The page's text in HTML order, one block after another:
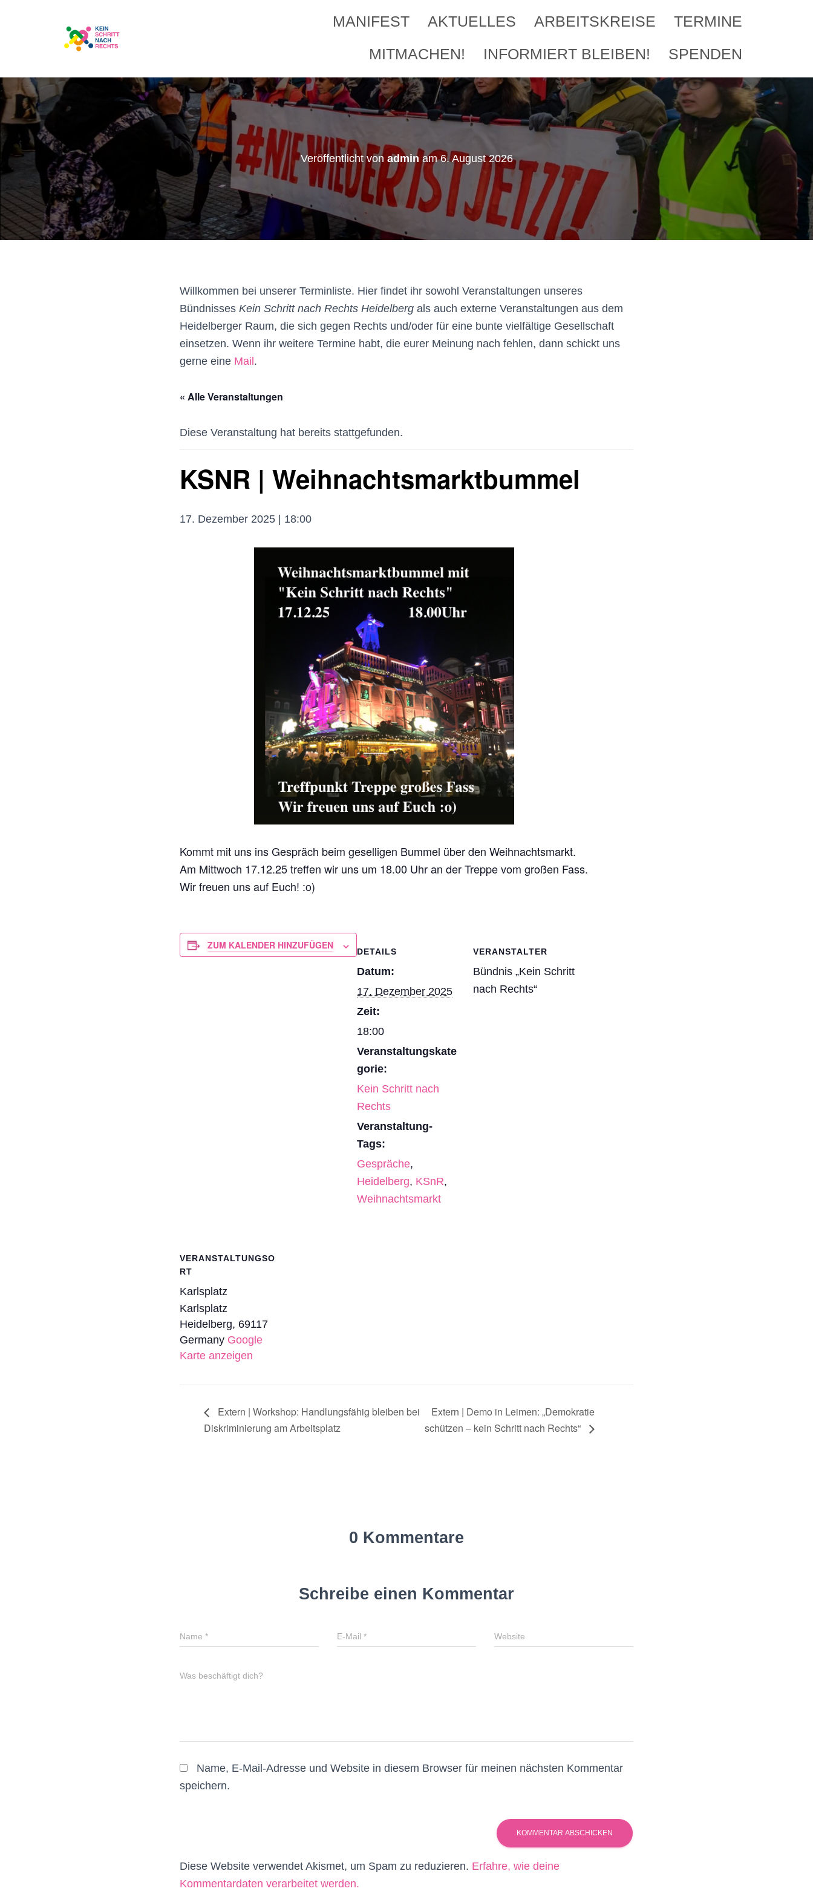
MANIFEST AKTUELLES ARBEITSKREISE
TERMINE
MITMACHEN!
INFORMIERT BLEIBEN! SPENDEN
Veröffentlicht von admin am6. August 2026
Willkommen bei unserer Terminliste. Hier findet ihr sowohl Veranstaltungen unseres
Bündnisses Kein Schritt nach Rechts Heidelberg als auch externe Veranstaltungen aus dem
Heidelberger Raum, die sich gegen Rechts und/oder für eine bunte vielfältige Gesellschaft
einsetzen. Wenn ihr weitere Termine habt, die eurer Meinung nach fehlen, dann schickt uns
gerne eine Mail .
« Alle Veranstaltungen
Diese Veranstaltung hat bereits stattgefunden.
KSNR | Weihnachtsmarktbummel
17. Dezember 2025 | 18:00
Kommt mit uns ins Gespräch beim geselligen Bummel über den Weihnachtsmarkt.
Am Mittwoch 17.12.25 treffen wir uns um 18.00 Uhr an der Treppe vom großen Fass.
Wir freuen uns auf Euch! :o)
ZUM KALENDER HINZUFÜGEN
DETAILS
Datum:
17. Dezember 2025
Zeit:
18:00
Veranstaltungskate
gorie:
Kein Schritt nach
Rechts
Veranstaltung-
Tags:
Gespräche,
Heidelberg, KSnR,
Weihnachtsmarkt
VERANSTALTER
Bündnis „Kein Schritt
nach Rechts“
VERANSTALTUNGSO
RT
Karlsplatz
Karlsplatz
Heidelberg, 69117
Germany Google
Karte anzeigen
Extern | Workshop: Handlungsfähig bleiben bei
Diskriminierung am Arbeitsplatz
Extern | Demo in Leimen: „Demokratie
schützen – kein Schritt nach Rechts“
0 Kommentare
Schreibe einen Kommentar
Name * E-Mail * Website
Was beschäftigt dich?
Name, E-Mail-Adresse und Website in diesem Browser für meinen nächsten Kommentar
speichern.
Diese Website verwendet Akismet, um Spam zu reduzieren. Erfahre, wie deine
Kommentardaten verarbeitet werden.